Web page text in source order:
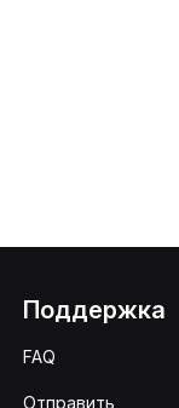
Поддержка
FAQ
Отправить